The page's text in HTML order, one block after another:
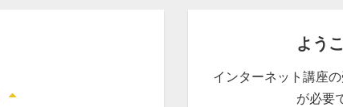
よう
インターネット講座
が必要